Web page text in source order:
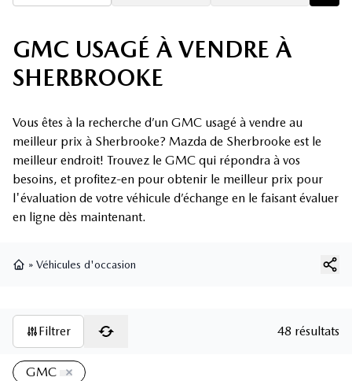
GMC USAGÉ À VENDRE À
SHERBROOKE
Vous êtes à la recherche d’un GMC usagé à vendre au
meilleur prix à Sherbrooke? Mazda de Sherbrooke est le
meilleur endroit! Trouvez le GMC qui répondra à vos
besoins, et profitez-en pour obtenir le meilleur prix pour
l'évaluation de votre véhicule d’échange en le faisant évaluer
en ligne dès maintenant.
» Véhicules d'occasion
Filtrer 48 résultats
GMC